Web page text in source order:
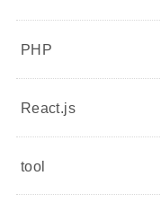
PHP
React.js
tool